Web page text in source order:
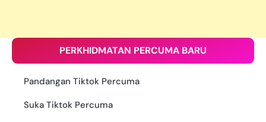
PERKHIDMATAN PERCUMA BARU
Pandangan Tiktok Percuma
Suka Tiktok Percuma